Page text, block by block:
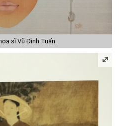
sĩ Vũ Đình Tuấn.